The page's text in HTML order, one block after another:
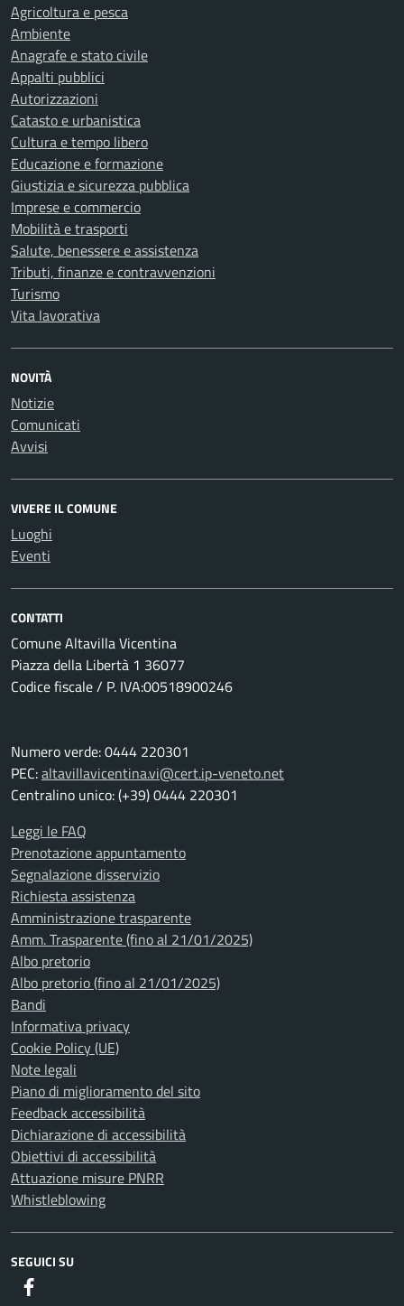
Agricoltura e pesca
Ambiente
Anagrafe e stato civile
Appalti pubblici
Autorizzazioni
Catasto e urbanistica
Cultura e tempo libero
Educazione e formazione
Giustizia e sicurezza pubblica
Imprese e commercio
Mobilità e trasporti
Salute, benessere e assistenza
Tributi, finanze e contravvenzioni
Turismo
Vita lavorativa
NOVITÀ
Notizie
Comunicati
Avvisi
VIVERE IL COMUNE
Luoghi
Eventi
CONTATTI
Comune Altavilla Vicentina
Piazza della Libertà 1 36077
Codice fiscale / P. IVA:00518900246
Numero verde: 0444 220301
PEC:altavillavicentina.vi@cert.ip-veneto.net
Centralino unico: (+39) 0444 220301
Leggi le FAQ
Prenotazione appuntamento
Segnalazione disservizio
Richiesta assistenza
Amministrazione trasparente
Amm. Trasparente (fino al 21/01/2025)
Albo pretorio
Albo pretorio (fino al 21/01/2025)
Bandi
Informativa privacy
Cookie Policy (UE)
Note legali
Piano di miglioramento del sito
Feedback accessibilità
Dichiarazione di accessibilità
Obiettivi di accessibilità
Attuazione misure PNRR
Whistleblowing
SEGUICI SU